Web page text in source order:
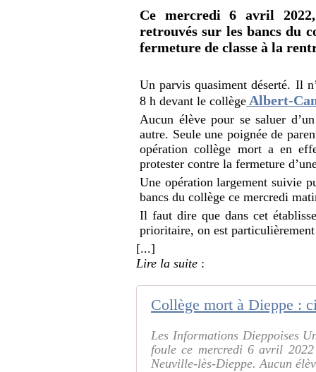
Ce mercredi 6 avril
retrouvés sur les bancs du
fermeture de classe à la
Un parvis quasiment déserté. Il
8 h devant le collège Albert-
Aucun élève pour se saluer
autre. Seule une poignée de
opération collège mort a en
protester contre la fermeture
Une opération largement suivie
bancs du collège ce mercredi
Il faut dire que dans cet
prioritaire, on est
[...]
Lire la suite :
Les Informations Dieppoises
foule ce mercredi 6 avril
Neuville-lès-Dieppe. Aucun